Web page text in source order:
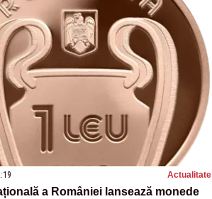
Actualitate
a României lansează monede